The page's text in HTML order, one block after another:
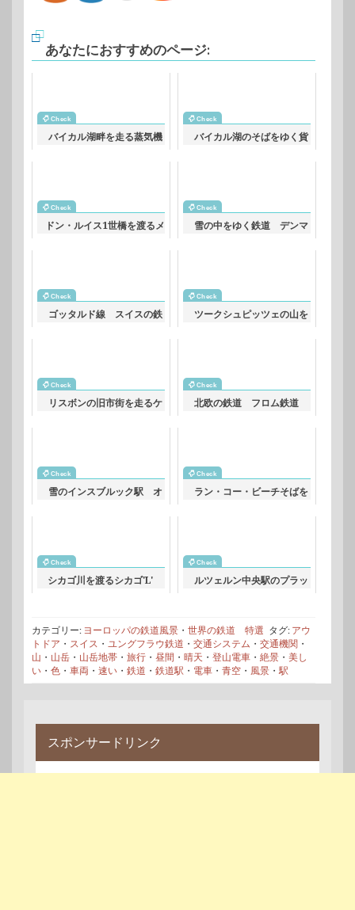
あなたにおすすめのページ:
バイカル湖畔を走る蒸気機
バイカル湖のそばをゆく貨
ドン・ルイス1世橋を渡るメ
雪の中をゆく鉄道 デンマ
ゴッタルド線 スイスの鉄
ツークシュピッツェの山を
リスボンの旧市街を走るケ
北欧の鉄道 フロム鉄道
雪のインスブルック駅 オ
ラン・コー・ビーチそばを
シカゴ川を渡るシカゴ'L'
ルツェルン中央駅のプラッ
カテゴリー: ヨーロッパの鉄道風景 ・ 世界の鉄道 特選 タグ: アウ
トドア ・ スイス ・ ユングフラウ鉄道 ・ 交通システム ・ 交通機関 ・
山 ・ 山岳 ・ 山岳地帯 ・ 旅行 ・ 昼間 ・ 晴天 ・ 登山電車 ・ 絶景 ・ 美し
い ・ 色 ・ 車両 ・ 速い ・ 鉄道 ・ 鉄道駅 ・ 電車 ・ 青空 ・ 風景 ・ 駅
スポンサードリンク